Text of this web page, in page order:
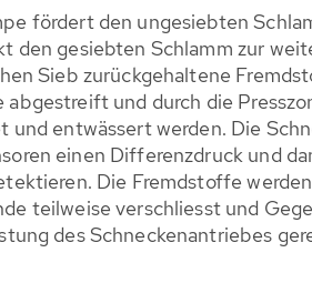
fördert den ungesiebten
den gesiebten Schlamm zur
Sieb zurückgehaltene
abgestreift und durch die
und entwässert werden. Die
einen Differenzdruck und
Die Fremdstoffe
teilweise verschliesst und
des Schneckenantriebes